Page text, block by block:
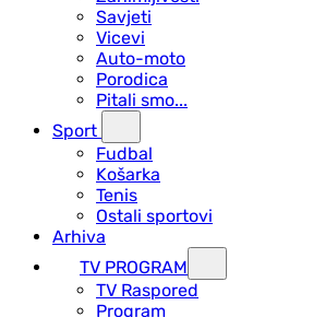
Savjeti
Vicevi
Auto-moto
Porodica
Pitali smo...
Sport
Fudbal
Košarka
Tenis
Ostali sportovi
Arhiva
TV PROGRAM
ТV Raspored
Program